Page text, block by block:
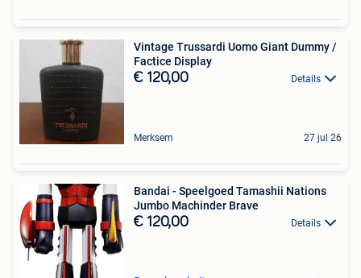
Vintage Trussardi Uomo Giant Dummy /
Factice Display
€ 120,00 Details
Merksem 27 jul 26
Bandai - Speelgoed Tamashii Nations
Jumbo Machinder Brave
€ 120,00 Details